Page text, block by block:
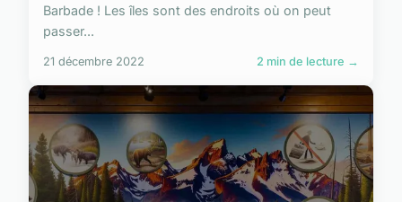
Barbade ! Les îles sont des endroits où on peut
passer...
21 décembre 2022 2 min de lecture →